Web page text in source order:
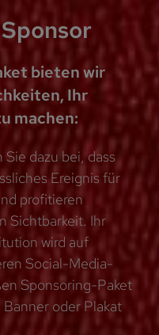
bieten wir
Ihr
machen:
dazu bei, dass
Ereignis für
profitieren
Sichtbarkeit. Ihr
wird auf
Social-Media-
Sponsoring-Paket
oder Plakat